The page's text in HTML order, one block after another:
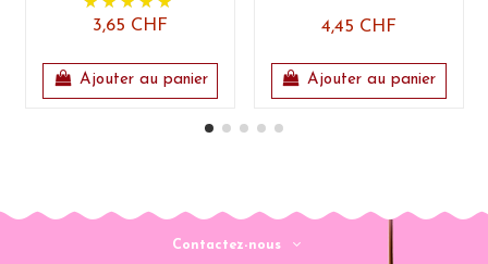
3,65 CHF
Ajouter au panier
4,45 CHF
Ajouter au panier
Contactez-nous